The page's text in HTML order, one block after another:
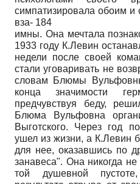
симпатизировала обоим и
вза- 184
имны. Она мечтала
1933 году К.Левин
недели после своей
стали уговаривать не
словам Блюмы
конца значимости
предчувствуя беду,
Блюма Вульфовна
Выготского. Через год
ушел из жизни, а К.Левин
для нее, оказавшись по
занавеса". Она никогда
той душевной